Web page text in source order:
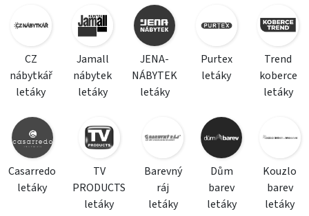
CZ
nábytkář
letáky
Jamall
nábytek
letáky
JENA-
NÁBYTEK
letáky
Purtex
letáky
Trend
koberce
letáky
Casarredo
letáky
TV
PRODUCTS
letáky
Barevný
ráj
letáky
Dům
barev
letáky
Kouzlo
barev
letáky